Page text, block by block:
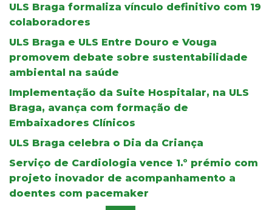
ULS Braga formaliza vínculo definitivo com 19
colaboradores
ULS Braga e ULS Entre Douro e Vouga
promovem debate sobre sustentabilidade
ambiental na saúde
Implementação da Suite Hospitalar, na ULS
Braga, avança com formação de
Embaixadores Clínicos
ULS Braga celebra o Dia da Criança
Serviço de Cardiologia vence 1.º prémio com
projeto inovador de acompanhamento a
doentes com pacemaker